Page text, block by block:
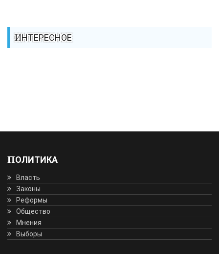
ИНТЕРЕСНОЕ
ПОЛИТИКА
Власть
Законы
Реформы
Общество
Мнения
Выборы